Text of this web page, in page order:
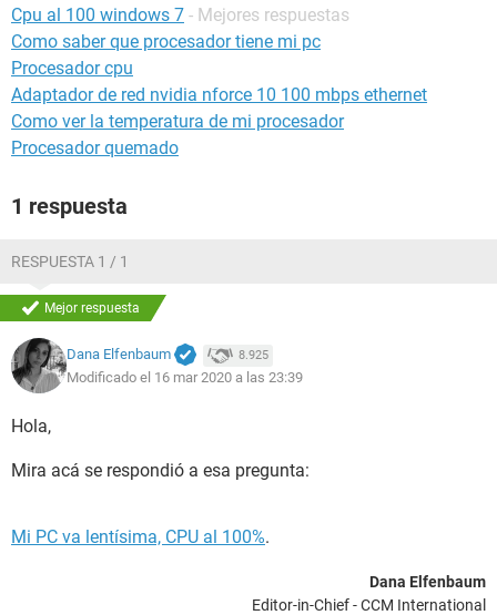
Cpu al 100 windows 7 - Mejores respuestas
Como saber que procesador tiene mi pc
Procesador cpu
Adaptador de red nvidia nforce 10 100 mbps ethernet
Como ver la temperatura de mi procesador
Procesador quemado
1 respuesta
RESPUESTA 1 / 1
Mejor respuesta
Dana Elfenbaum 8.925
Modificado el 16 mar 2020 a las 23:39
Hola,
Mira acá se respondió a esa pregunta:
Mi PC va lentísima, CPU al 100%.
Dana Elfenbaum
Editor-in-Chief - CCM International